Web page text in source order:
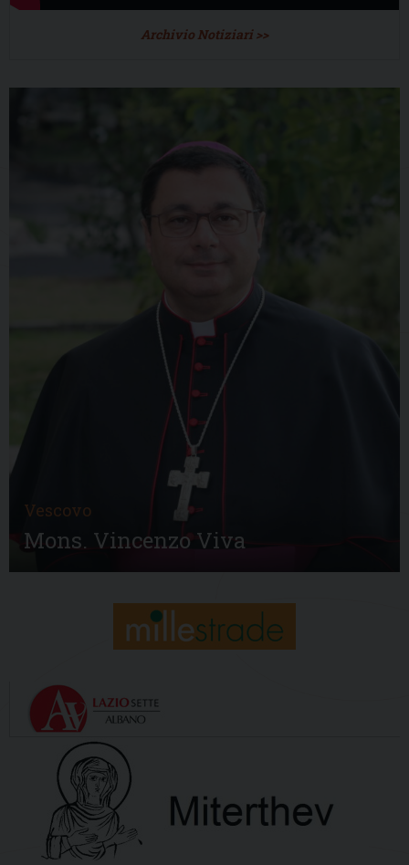
Archivio Notiziari >>
Vescovo
Mons. Vincenzo Viva